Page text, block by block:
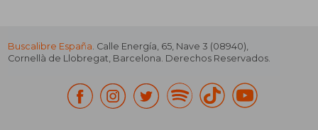
Buscalibre España. Calle Energía, 65, Nave 3 (08940),
Cornellà de Llobregat, Barcelona. Derechos Reservados.